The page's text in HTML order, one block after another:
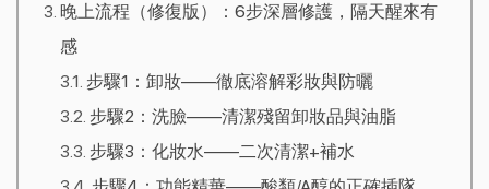
晚上流程（修復版）：6步深層修護，隔天醒來有
感
步驟1：卸妝——徹底溶解彩妝與防曬
步驟2：洗臉——清潔殘留卸妝品與油脂
步驟3：化妝水——二次清潔+補水